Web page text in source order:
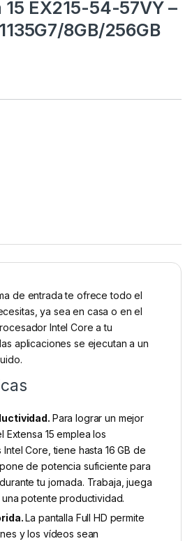
EX215-54-57VY –
8GB/256GB
de entrada te ofrece todo el
ya sea en casa o en el
Intel Core a tu
aplicaciones se ejecutan a un
Para lograr un mejor
Extensa 15 emplea los
Core, tiene hasta 16 GB de
de potencia suficiente para
tu jornada. Trabaja, juega
potente productividad.
La pantalla Full HD permite
y los vídeos sean